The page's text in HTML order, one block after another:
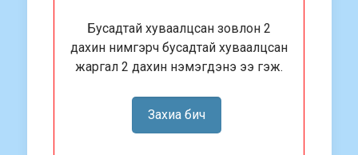
Бусадтай хуваалцсан зовлон 2
дахин нимгэрч бусадтай хуваалцсан
жаргал 2 дахин нэмэгдэнэ ээ гэж.
Захиа бич